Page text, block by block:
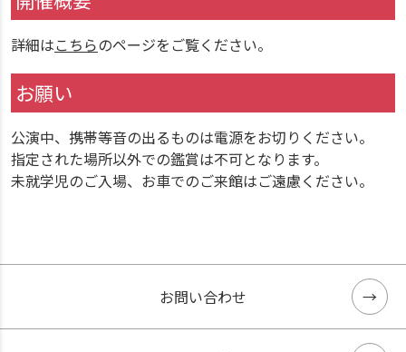
詳細はこちらのページをご覧ください。
お願い
公演中、携帯等音の出るものは電源をお切りください。
指定された場所以外での鑑賞は不可となります。
未就学児のご入場、お車でのご来館はご遠慮ください。
お問い合わせ